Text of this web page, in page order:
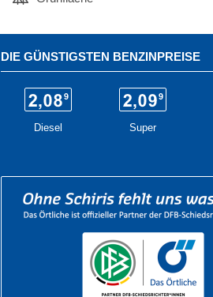
DIE GÜNSTIGSTEN BENZINPREISE
Diesel Super